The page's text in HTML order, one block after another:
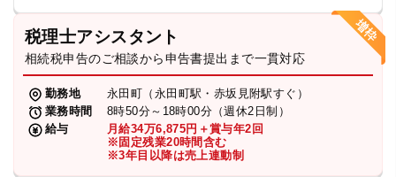
税理士アシスタント
相続税申告のご相談から申告書提出まで一貫対応
勤務地
永田町（永田町駅・赤坂見附駅すぐ）
業務時間
8時50分～18時00分（週休2日制）
給与
月給34万6,875円＋賞与年2回
※固定残業20時間含む
※3年目以降は売上連動制